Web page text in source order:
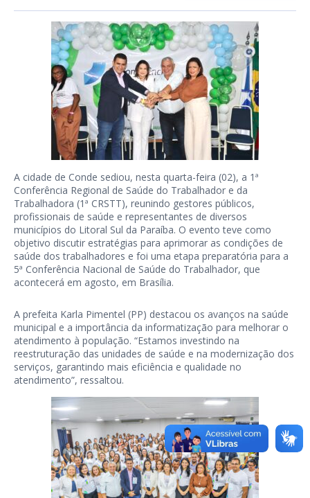
A cidade de Conde sediou, nesta quarta-feira (02), a 1ª
Conferência Regional de Saúde do Trabalhador e da
Trabalhadora (1ª CRSTT), reunindo gestores públicos,
profissionais de saúde e representantes de diversos
municípios do Litoral Sul da Paraíba. O evento teve como
objetivo discutir estratégias para aprimorar as condições de
saúde dos trabalhadores e foi uma etapa preparatória para a
5ª Conferência Nacional de Saúde do Trabalhador, que
acontecerá em agosto, em Brasília.
A prefeita Karla Pimentel (PP) destacou os avanços na saúde
municipal e a importância da informatização para melhorar o
atendimento à população. “Estamos investindo na
reestruturação das unidades de saúde e na modernização dos
serviços, garantindo mais eficiência e qualidade no
atendimento”, ressaltou.